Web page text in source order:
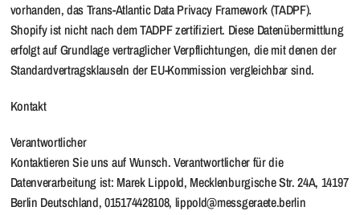
vorhanden, das Trans-Atlantic Data Privacy Framework (TADPF).
Shopify ist nicht nach dem TADPF zertifiziert. Diese Datenübermittlung
erfolgt auf Grundlage vertraglicher Verpflichtungen, die mit denen der
Standardvertragsklauseln der EU-Kommission vergleichbar sind.
Kontakt
Verantwortlicher
Kontaktieren Sie uns auf Wunsch. Verantwortlicher für die
Datenverarbeitung ist: Marek Lippold, Mecklenburgische Str. 24A, 14197
Berlin Deutschland, 015174428108, lippold@messgeraete.berlin